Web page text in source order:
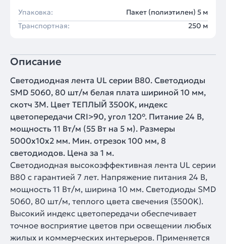
Упаковка:
Пакет (полиэтилен) 5 м
Транспортная:
250 м
Описание
Светодиодная лента UL серии B80. Светодиоды
SMD 5060, 80 шт/м белая плата шириной 10 мм,
скотч 3M. Цвет ТЕПЛЫЙ 3500K, индекс
цветопередачи CRI>90, угол 120°. Питание 24 В,
мощность 11 Вт/м (55 Вт на 5 м). Размеры
5000x10x2 мм. Мин. отрезок 100 мм, 8
светодиодов. Цена за 1 м.
Светодиодная высокоэффективная лента UL серии
B80 с гарантией 7 лет. Напряжение питания 24 В,
мощность 11 Вт/м, ширина 10 мм. Светодиоды SMD
5060, 80 шт/м, теплого цвета свечения (3500K).
Высокий индекс цветопередачи обеспечивает
точное восприятие цветов при освещении любых
жилых и коммерческих интерьеров. Применяется